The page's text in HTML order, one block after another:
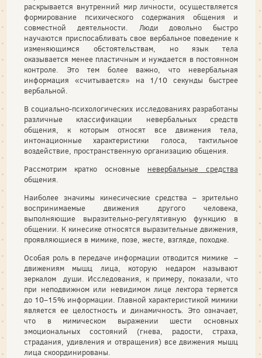
раскрывается внутренний мир личности, осуществляется
формирование психического содержания общения и
совместной деятельности. Люди довольно быстро
научаются приспосабливать свое вербальное поведение к
изменяющимся обстоятельствам, но язык тела
оказывается менее пластичным и нуждается в постоянном
контроле. Это тем более важно, что невербальная
информация «считывается» на 1/10 секунды быстрее
вербальной.
В социально-психологических исследованиях разработаны
различные классификации невербальных средств
общения, к которым относят все движения тела,
интонационные характеристики голоса, тактильное
воздействие, пространственную организацию общения.
Рассмотрим кратко основные невербальные средства
общения.
Наиболее значимы кинесические средства – зрительно
воспринимаемые движения другого человека,
выполняющие выразительно-регулятивную функцию в
общении. К кинесике относятся выразительные движения,
проявляющиеся в мимике, позе, жесте, взгляде, походке.
Особая роль в передаче информации отводится мимике –
движениям мышц лица, которую недаром называют
зеркалом души. Исследования, к примеру, показали, что
при неподвижном или невидимом лице лектора теряется
до 10–15% информации. Главной характеристикой мимики
является ее целостность и динамичность. Это означает,
что в мимическом выражении шести основных
эмоциональных состояний (гнева, радости, страха,
страдания, удивления и отвращения) все движения мышц
лица скоординированы.